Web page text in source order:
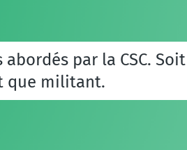
par la CSC.
que militant.